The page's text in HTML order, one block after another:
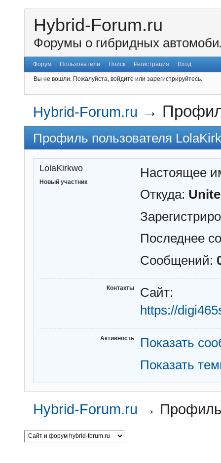
Hybrid-Forum.ru
Форумы о гибридных
Форум Пользователи Поиск Регистрация Вход
Вы не вошли. Пожалуйста, войдите или зарегистрируйтесь.
Hybrid-Forum.ru →
Профиль пользователя
LolaKirkwo
Новый участник
Настоящее
Откуда:
Последнее
Сообщений:
Контакты
Сайт:
https://
Активность
Показать
Показать
Hybrid-Forum.ru → Профиль